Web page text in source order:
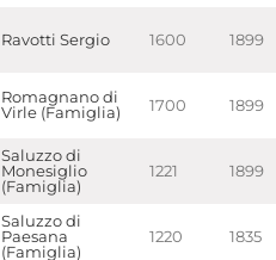
Ravotti Sergio 1600 1899
Romagnano di
Virle (Famiglia)
1700 1899
Saluzzo di
Monesiglio
(Famiglia)
1221 1899
Saluzzo di
Paesana
(Famiglia)
1220 1835